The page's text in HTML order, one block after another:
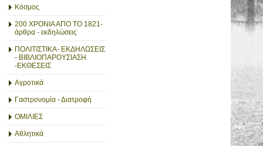
Κόσμος
200 ΧΡΟΝΙΑ ΑΠΟ ΤΟ 1821-
άρθρα - εκδηλώσεις
ΠΟΛΙΤΙΣΤΙΚΑ- ΕΚΔΗΛΩΣΕΙΣ
- ΒΙΒΛΙΟΠΑΡΟΥΣΙΑΣΗ
-ΕΚΘΕΣΕΙΣ
Αγροτικά
Γαστρονομία - Διατροφή
ΟΜΙΛΙΕΣ
Αθλητικά